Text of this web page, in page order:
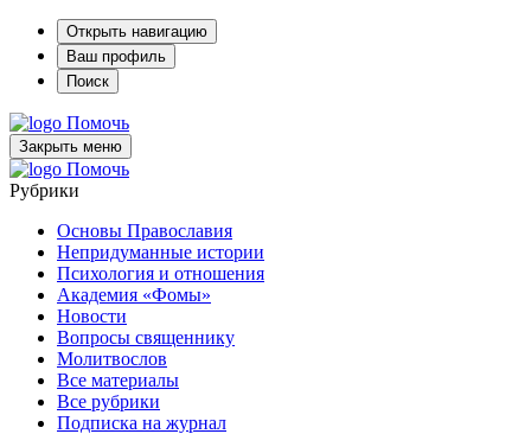
Открыть навигацию
Ваш профиль
Поиск
Помочь
Закрыть меню
Помочь
Рубрики
Основы Православия
Непридуманные истории
Психология и отношения
Академия «Фомы»
Новости
Вопросы священнику
Молитвослов
Все материалы
Все рубрики
Подписка на журнал